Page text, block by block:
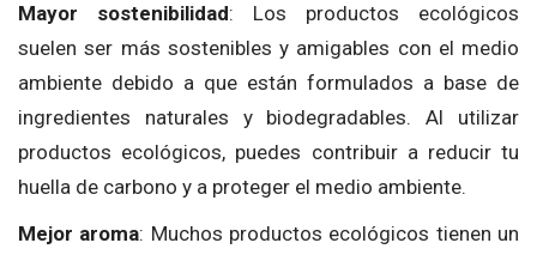
Mayor sostenibilidad: Los productos ecológicos
suelen ser más sostenibles y amigables con el medio
ambiente debido a que están formulados a base de
ingredientes naturales y biodegradables. Al utilizar
productos ecológicos, puedes contribuir a reducir tu
huella de carbono y a proteger el medio ambiente.
Mejor aroma: Muchos productos ecológicos tienen un